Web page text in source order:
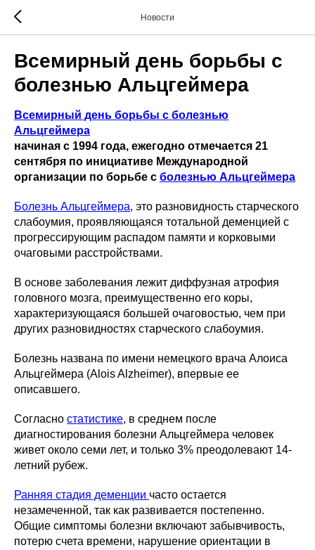
Новости
Всемирный день борьбы с
болезнью Альцгеймера
Всемирный день борьбы с болезнью
Альцгеймера
начиная с 1994 года, ежегодно отмечается 21
сентября по инициативе Международной
организации по борьбе с болезнью Альцгеймера
Болезнь Альцгеймера, это разновидность старческого
слабоумия, проявляющаяся тотальной деменцией с
прогрессирующим распадом памяти и корковыми
очаговыми расстройствами.
В основе заболевания лежит диффузная атрофия
головного мозга, преимущественно его коры,
характеризующаяся большей очаговостью, чем при
других разновидностях старческого слабоумия.
Болезнь названа по имени немецкого врача Алоиса
Альцгеймера (Alois Alzheimer), впервые ее
описавшего.
Согласно статистике, в среднем после
диагностирования болезни Альцгеймера человек
живет около семи лет, и только 3% преодолевают 14-
летний рубеж.
Ранняя стадия деменции часто остается
незамеченной, так как развивается постепенно.
Общие симптомы болезни включают забывчивость,
потерю счета времени, нарушение ориентации в